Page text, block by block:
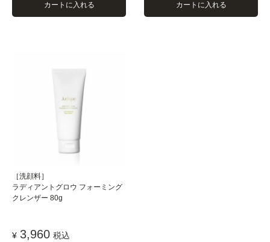
カートに入れる カートに入れる
［洗顔料］
ラディアントグロウ フォーミング
クレンザー 80g
¥ 3,960 税込